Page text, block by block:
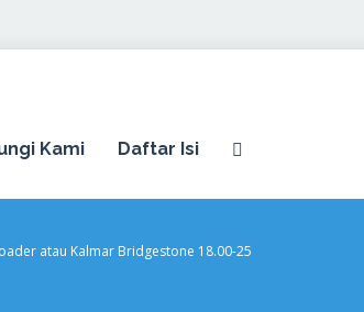
Kami Daftar Isi
atau Kalmar Bridgestone 18.00-25